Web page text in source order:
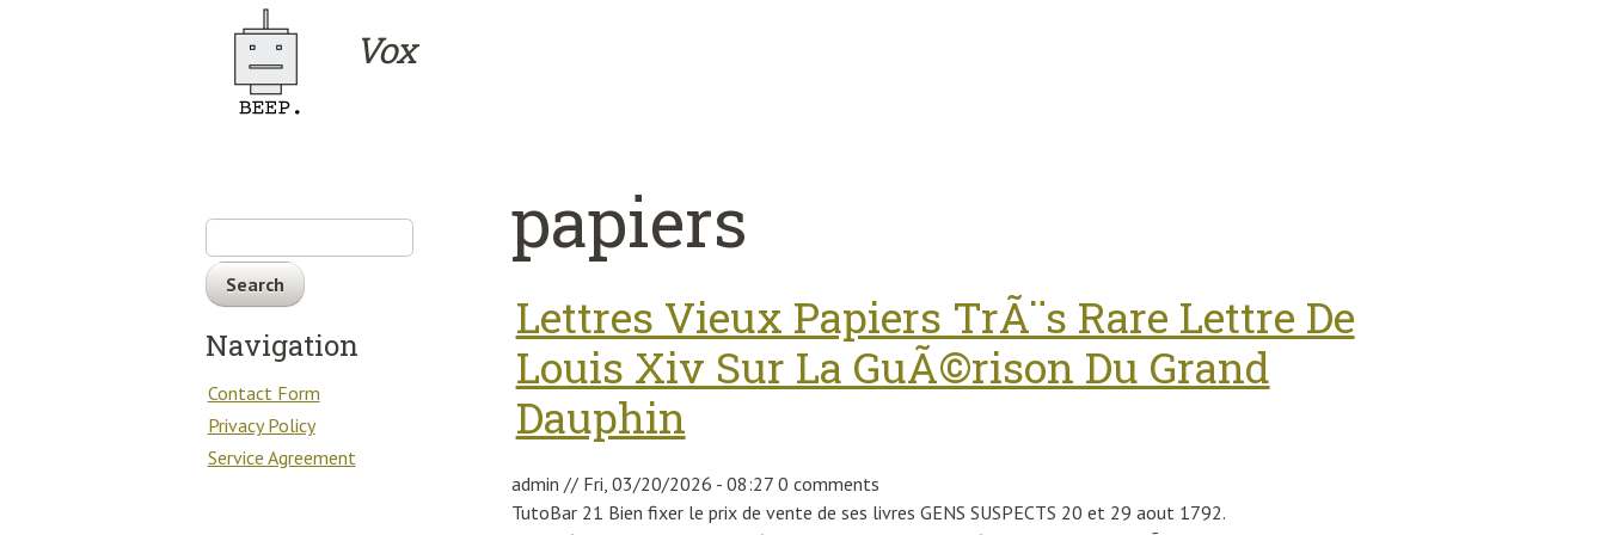
Vox
papiers
Lettres Vieux Papiers TrÃ¨s Rare Lettre De
Louis Xiv Sur La GuÃ©rison Du Grand
Dauphin
admin // Fri, 03/20/2026 - 08:27 0 comments
TutoBar 21 Bien fixer le prix de vente de ses livres GENS SUSPECTS 20 et 29 aout 1792.
Search
Navigation
Contact Form
Privacy Policy
Service Agreement